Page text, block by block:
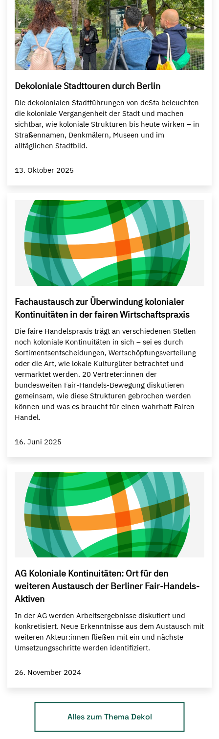
Dekoloniale Stadttouren durch Berlin
Die dekolonialen Stadtführungen von deSta beleuchten
die koloniale Vergangenheit der Stadt und machen
sichtbar, wie koloniale Strukturen bis heute wirken – in
Straßennamen, Denkmälern, Museen und im
alltäglichen Stadtbild.
13. Oktober 2025
Fachaustausch zur Überwindung kolonialer
Kontinuitäten in der fairen Wirtschaftspraxis
Die faire Handelspraxis trägt an verschiedenen Stellen
noch koloniale Kontinuitäten in sich – sei es durch
Sortimentsentscheidungen, Wertschöpfungsverteilung
oder die Art, wie lokale Kulturgüter betrachtet und
vermarktet werden. 20 Vertreter:innen der
bundesweiten Fair-Handels-Bewegung diskutieren
gemeinsam, wie diese Strukturen gebrochen werden
können und was es braucht für einen wahrhaft Fairen
Handel.
16. Juni 2025
AG Koloniale Kontinuitäten: Ort für den
weiteren Austausch der Berliner Fair-Handels-
Aktiven
In der AG werden Arbeitsergebnisse diskutiert und
konkretisiert. Neue Erkenntnisse aus dem Austausch mit
weiteren Akteur:innen fließen mit ein und nächste
Umsetzungsschritte werden identifiziert.
26. November 2024
Alles zum Thema Dekol